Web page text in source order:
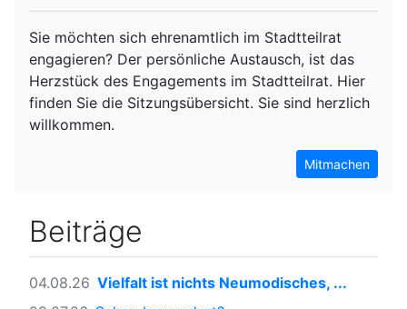
Beiträge
04.08.26 Vielfalt ist nichts Neumodisches, ...
Sie möchten sich ehrenamtlich im Stadtteilrat
engagieren? Der persönliche Austausch, ist das
Herzstück des Engagements im Stadtteilrat. Hier
finden Sie die Sitzungsübersicht. Sie sind herzlich
willkommen.
Mitmachen